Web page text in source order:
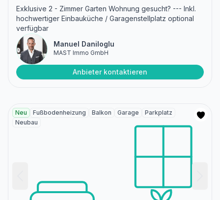
Exklusive 2 - Zimmer Garten Wohnung gesucht? --- Inkl.
hochwertiger Einbauküche / Garagenstellplatz optional
verfügbar
Manuel Daniloglu
MAST Immo GmbH
Anbieter kontaktieren
Neu Fußbodenheizung Balkon Garage
Parkplatz
Neubau